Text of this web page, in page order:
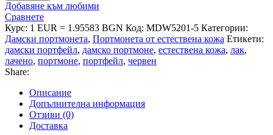
Добавяне към любими
Сравнете
Курс: 1 EUR = 1.95583 BGN Код: MDW5201-5 Категории:
Дамски портмонета, Портмонета от естествена кожа Етикети:
дамски портфейл, дамско портмоне, естествена кожа, лак,
лачено, портмоне, портфейл, червен
Share:
Описание
Допълнителна информация
Отзиви (0)
Доставка